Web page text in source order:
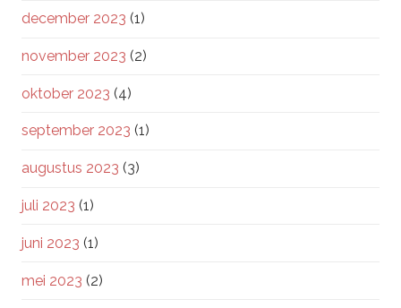
december 2023 (1)
november 2023 (2)
oktober 2023 (4)
september 2023 (1)
augustus 2023 (3)
juli 2023 (1)
juni 2023 (1)
mei 2023 (2)